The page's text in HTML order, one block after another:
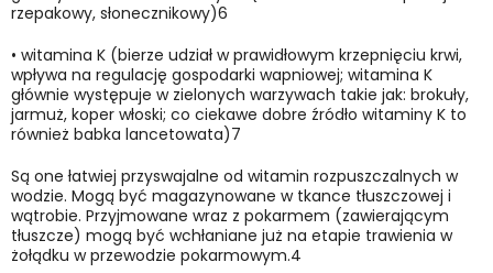
rzepakowy, słonecznikowy)6
• witamina K (bierze udział w prawidłowym krzepnięciu krwi,
wpływa na regulację gospodarki wapniowej; witamina K
głównie występuje w zielonych warzywach takie jak: brokuły,
jarmuż, koper włoski; co ciekawe dobre źródło witaminy K to
również babka lancetowata)7
Są one łatwiej przyswajalne od witamin rozpuszczalnych w
wodzie. Mogą być magazynowane w tkance tłuszczowej i
wątrobie. Przyjmowane wraz z pokarmem (zawierającym
tłuszcze) mogą być wchłaniane już na etapie trawienia w
żołądku w przewodzie pokarmowym.4